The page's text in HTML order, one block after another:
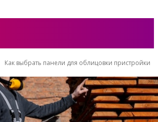
Как выбрать панели для облицовки пристройки